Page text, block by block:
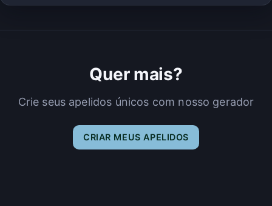
Quer mais?
Crie seus apelidos únicos com nosso gerador
CRIAR MEUS APELIDOS